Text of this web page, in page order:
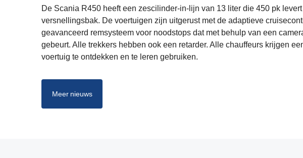
De Scania R450 heeft een zescilinder-in-lijn van 13 liter die 450 pk
versnellingsbak. De voertuigen zijn uitgerust met de adaptieve
geavanceerd remsysteem voor noodstops dat met behulp van een
gebeurt. Alle trekkers hebben ook een retarder. Alle chauffeurs krijgen
voertuig te ontdekken en te leren gebruiken.
Meer nieuws